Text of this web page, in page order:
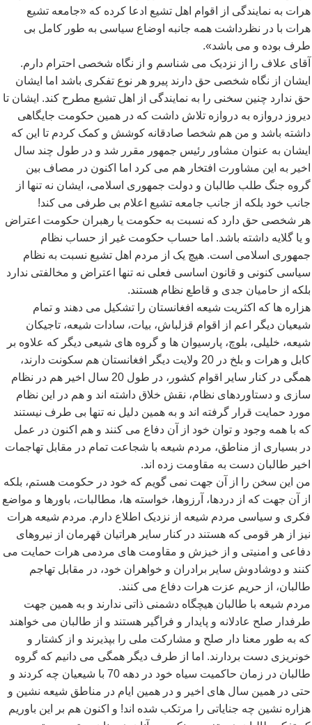
هرات به نمایندگی از اقوام اهل تشیع ادعا کرده که «جامعه تشیع
هرات با در نظرداشت همه جانبه اوضاع سیاسی به طور کامل بی
طرف بوده و می باشد».
آقای علاف را از نزدیک می شناسم و از نگاه شخصی احترام دارم.
ایشان از نگاه شخصی حق دارند پیرو هر نوع تفکری باشد اما ایشان
حق ندارد چنین سخنی را به نمایندگی از اهل تشیع مطرح کند. ایشان تا
دیروز دروازه به دروازه تلاش داشت که در همین حکومت جایگاهی
داشته باشد و من هم شخصا صادقانه کوشش و کمک کردم تا این که
ایشان به عنوان مشاور رئیس جمهور مقرر شد و در طول چند سال
اخیر به این مشاورت افتخار هم می کرد اما اکنون در مصاف بین
گروه جنگ طلب طالبان و دولت جمهوری اسلامی، ایشان نه تنها از
جانب خود بلکه از جانب جامعه تشیع اعلام بی طرفی می کند!
هر شخصی حق دارد که نسبت به حکومت یا رهبران حکومت اعتراض
و یا گلایه داشته باشد. اما حساب حکومت غیر از حساب نظام
جمهوری اسلامی است. هیچ یک از مردم اهل تشیع نسبت به نظام
سیاسی کنونی و قانون اساسی فعلی نه تنها اعتراض و مخالفتی ندارد
بلکه از حامیان جدی و قاطع نظام هستند.
هزاره ها که اکثریت شیعه افغانستان را تشکیل می دهند و تمام
شیعیان دیگر اعم از اقوام قزلباش، بیات، سادات شیعه، تاجیکان
شیعه، خلیلی، بلوچ، پارسیوان ها و گروه های شیعی دیگر که علاوه بر
کابل و هرات و بلخ در 20 ولایت دیگر افغانستان هم سکونت دارند،
همگی در کنار سایر اقوام کشور، در طول 20 سال اخیر هم در نظام
سازی و دستاوردهای نظام، نقش خلاق داشته اند و هم در این نظام
مورد حمایت قرار گرفته اند و به همین دلیل نه تنها بی طرف نیستند
که با همه وجود و توان خود از آن دفاع می کنند و هم اکنون در عمل
در بسیاری از مناطق، مردم شیعه با شجاعت تمام در مقابل تهاجمات
اخیر طالبان دست به مقاومت زده اند.
من این سخن را از آن جهت نمی گویم که خود در حکومت هستم، بلکه
از آن جهت که از دردها، آرزوها، خواسته ها، مطالبات، باورها و مواضع
فکری و سیاسی مردم شیعه از نزدیک اطلاع دارم. مردم شیعه هرات
نیز از هر قومی که هستند در کنار سایر هراتیان قهرمان از نیروهای
دفاعی و امنیتی و از خیزش و مقاومت های مردمی هرات حمایت می
کنند و دوشادوش سایر برادران و خواهران خود، در مقابل تهاجم
طالبان، از حریم عزت هرات دفاع می کنند.
مردم شیعه با طالبان هیچگاه دشمنی ذاتی ندارند و به همین جهت
طرفدار صلح عادلانه و پایدار و فراگیر هستند و از طالبان می خواهند
که به طور معنا دار صلح و مشارکت ملی را بپذیرند و از کشتار و
خونریزی دست بردارند. اما از طرف دیگر همگی می دانیم که گروه
طالبان در زمان حاکمیت سیاه خود در دهه 70 با شیعیان چه کردند و
حتی در همین سال های اخیر و در همین ایام در مناطق شیعه نشین و
هزاره نشین چه جنایاتی را مرتکب شده اند! و اکنون هم بر این باوریم